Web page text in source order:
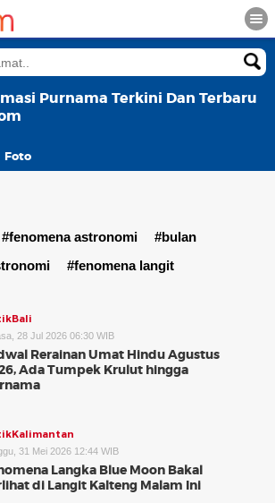
Purnama Terkini Dan Terbaru
Foto
#fenomena astronomi
#bulan
#fenomena langit
28 Jul 2026 06:30 WIB
Rerainan Umat Hindu Agustus
Ada Tumpek Krulut hingga
31 Mei 2026 12:44 WIB
Langka Blue Moon Bakal
di Langit Kalteng Malam Ini